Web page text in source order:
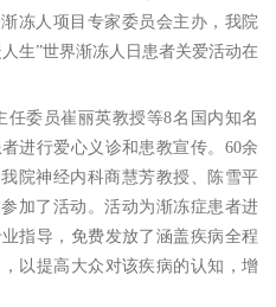
冻人项目专家委员会主办，我院
生”世界渐冻人日患者关爱活动在
任委员崔丽英教授等8名国内知名
进行爱心义诊和患教宣传。 60余
院神经内科商慧芳教授、陈雪平
加了活动。活动为渐冻症患者进
指导，免费发放了涵盖疾病全程
以提高大众对该疾病的认知，增